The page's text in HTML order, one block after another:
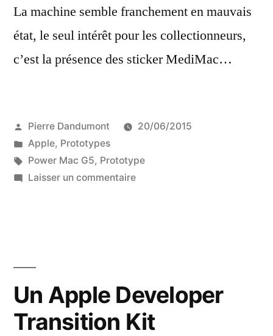
La machine semble franchement en mauvais
état, le seul intérêt pour les collectionneurs,
c’est la présence des sticker MediMac…
Publié
par
Pierre Dandumont
20/06/2015
Publié
dans
Apple, Prototypes
Étiquettes :
Power Mac G5, Prototype
Laisser un commentairesur
Un Apple Developer
Transition Kit